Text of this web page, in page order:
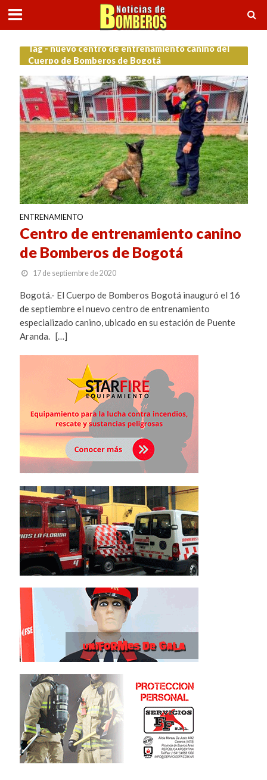
Tag - nuevo centro de entrenamiento canino del
Cuerpo de Bomberos de Bogotá
ENTRENAMIENTO
Centro de entrenamiento canino
de Bomberos de Bogotá
17 de septiembre de 2020
Bogotá.- El Cuerpo de Bomberos Bogotá inauguró el 16
de septiembre el nuevo centro de entrenamiento
especializado canino, ubicado en su estación de Puente
Aranda. […]